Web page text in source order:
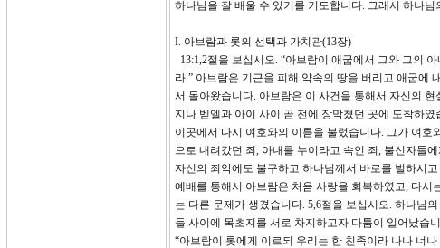
하나님을 잘 배울 수 있기를 기도합니다. 그래서 하나
I. 아브람과 롯의 선택과 가치관(13장)
13:1,2절을 보십시오. “아브람이 애굽에서 그와 그의
라.” 아브람은 기근을 피해 약속의 땅을 버리고 애굽에
서 돌아왔습니다. 아브람은 이 사건을 통해서 자신의
지나 벧엘과 아이 사이 곧 전에 장막쳤던 곳에 도착하
이곳에서 다시 여호와의 이름을 불렀습니다. 그가 여
으로 내려갔던 죄, 아내를 누이라고 속인 죄, 불신자들
자신의 죄악에도 불구하고 하나님께서 바로를 벌하시
예배를 통해서 아브람은 처음 사랑을 회복하였고, 다
는 다른 문제가 생겼습니다. 5,6절을 보십시오. 하나님
들 사이에 목초지를 서로 차지하고자 다툼이 일어났습
“아브람이 롯에게 이르되 우리는 한 친족이라 나나 너